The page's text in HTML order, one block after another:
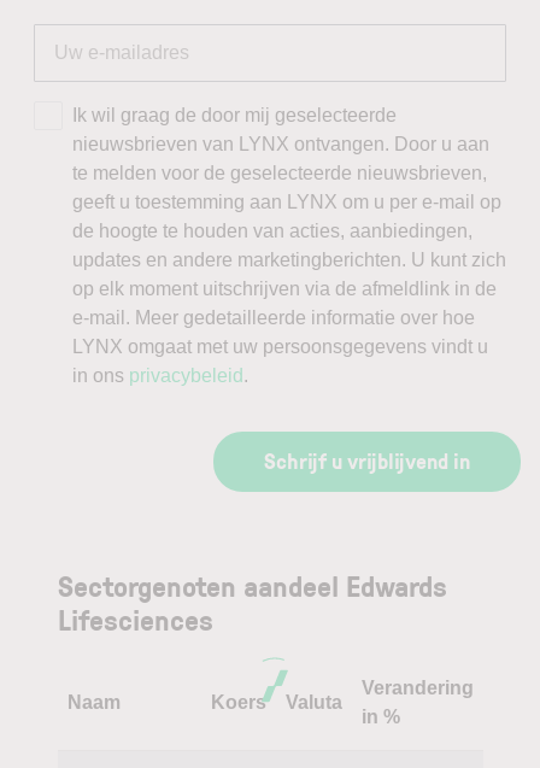
Ik wil graag de door mij geselecteerde
nieuwsbrieven van LYNX ontvangen. Door u aan
te melden voor de geselecteerde nieuwsbrieven,
geeft u toestemming aan LYNX om u per e-mail op
de hoogte te houden van acties, aanbiedingen,
updates en andere marketingberichten. U kunt zich
op elk moment uitschrijven via de afmeldlink in de
e-mail. Meer gedetailleerde informatie over hoe
LYNX omgaat met uw persoonsgegevens vindt u
in ons privacybeleid .
Schrijf u vrijblijvend in
Sectorgenoten aandeel Edwards
Lifesciences
Naam Koers Valuta
Verandering
in %